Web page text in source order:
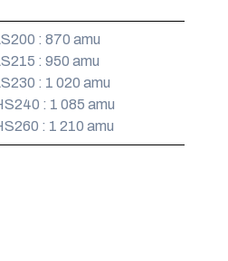
: 870 amu
: 950 amu
: 1 020 amu
: 1 085 amu
: 1 210 amu